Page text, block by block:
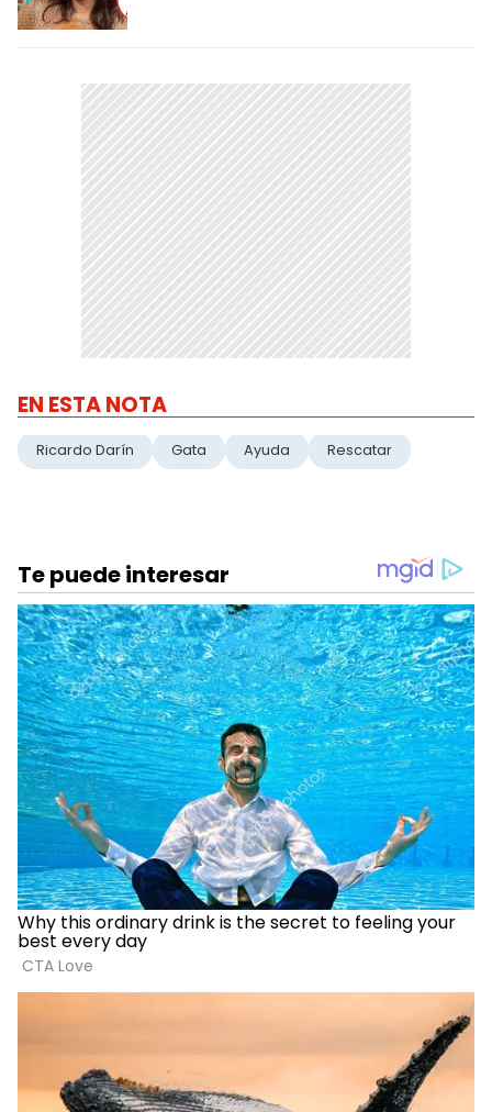
EN ESTA NOTA
Ricardo Darín Gata Ayuda Rescatar